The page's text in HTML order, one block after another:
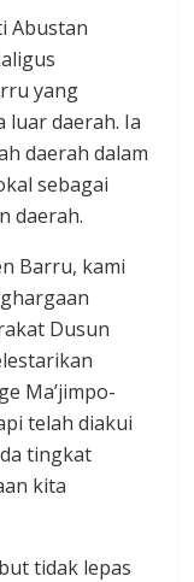
Abustan
yang
luar daerah. Ia
daerah dalam
sebagai
daerah.
Barru, kami
Dusun
Ma’jimpo-
telah diakui
tingkat
kita
tidak lepas